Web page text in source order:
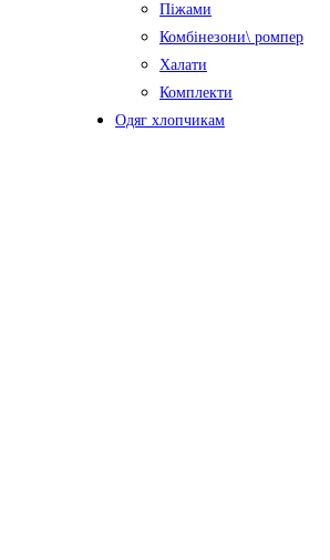
Піжами
Комбінезони\ ромпер
Халати
Комплекти
Одяг хлопчикам